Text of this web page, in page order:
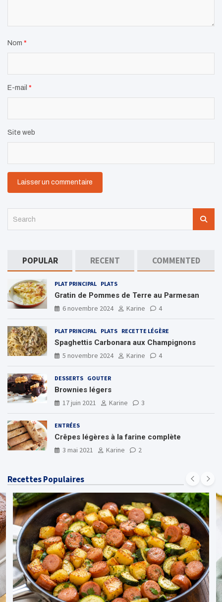
Nom *
E-mail *
Site web
POPULAR RECENT COMMENTED
PLAT PRINCIPAL PLATS
Gratin de Pommes de Terre au Parmesan
6 novembre 2024
Karine 4
PLAT PRINCIPAL PLATS RECETTE LÉGÈRE
Spaghettis Carbonara aux Champignons
5 novembre 2024
Karine 4
DESSERTS GOUTER
Brownies légers
17 juin 2021
Karine 3
ENTRÉES
Crêpes légères à la farine complète
3 mai 2021
Karine 2
Recettes Populaires